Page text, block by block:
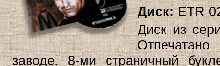
Диск:ETR
Диск из
заводе. 8-ми страничный